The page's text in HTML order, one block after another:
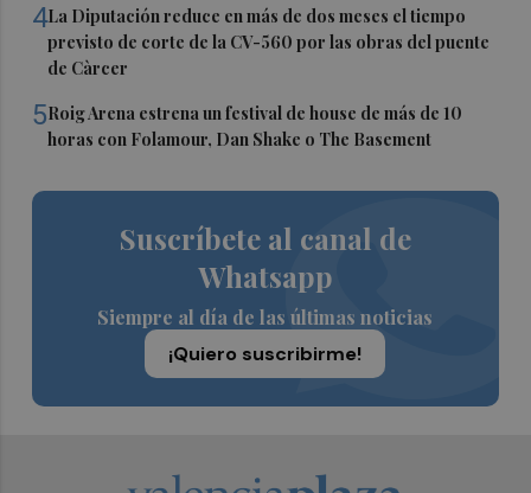
4La Diputación reduce en más de dos meses el tiempo
previsto de corte de la CV-560 por las obras del puente
de Càrcer
5Roig Arena estrena un festival de house de más de 10
horas con Folamour, Dan Shake o The Basement
Suscríbete al canal de
Whatsapp
Siempre al día de las últimas noticias
¡Quiero suscribirme!